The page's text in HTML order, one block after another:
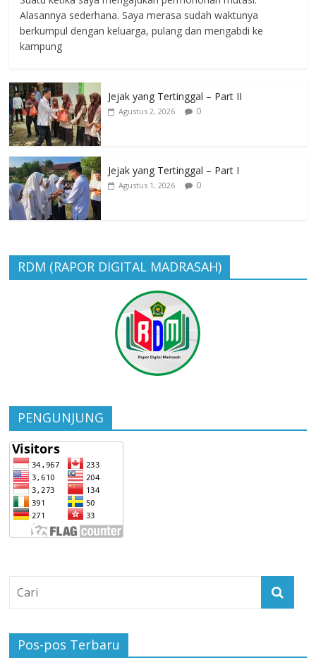
Alasannya sederhana. Saya merasa sudah waktunya
berkumpul dengan keluarga, pulang dan mengabdi ke
kampung
Jejak yang Tertinggal – Part II
Agustus 2, 2026 0
Jejak yang Tertinggal – Part I
Agustus 1, 2026 0
RDM (RAPOR DIGITAL MADRASAH)
PENGUNJUNG
Pos-pos Terbaru